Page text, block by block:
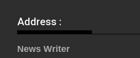
Address :
News Writer